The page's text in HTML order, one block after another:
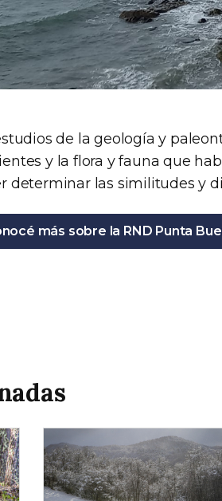
de la geología y
y la flora y fauna que
determinar las similitudes y
más sobre la RND Punta